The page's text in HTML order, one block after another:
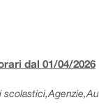
dal 01/04/2026